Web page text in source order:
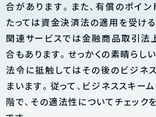
合があります。また、有償のポイ
たっては資金決済法の適用を受け
関連サービスでは金融商品取引
合もあります。せっかくの素晴らし
法令に抵触してはその後のビジネ
まいます。従って、ビジネススキー
階で、その適法性についてチェック